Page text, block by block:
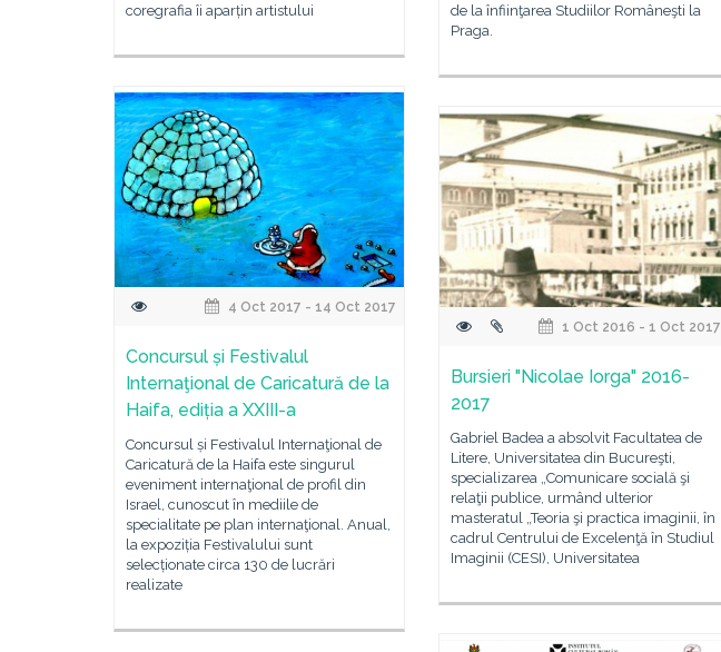
coregrafia îi aparțin artistului
de la înfiinţarea Studiilor Româneşti la
Praga.
4 Oct 2017 - 14 Oct 2017
Concursul și Festivalul
Internaţional de Caricatură de la
Haifa, ediția a XXIII-a
Concursul și Festivalul Internaţional de
Caricatură de la Haifa este singurul
eveniment internaţional de profil din
Israel, cunoscut în mediile de
specialitate pe plan internaţional. Anual,
la expoziția Festivalului sunt
selecționate circa 130 de lucrări
realizate
1 Oct 2016 - 1 Oct 2017
Bursieri "Nicolae Iorga" 2016-
2017
Gabriel Badea a absolvit Facultatea de
Litere, Universitatea din Bucureşti,
specializarea „Comunicare socială şi
relaţii publice, urmând ulterior
masteratul „Teoria şi practica imaginii, în
cadrul Centrului de Excelenţă în Studiul
Imaginii (CESI), Universitatea